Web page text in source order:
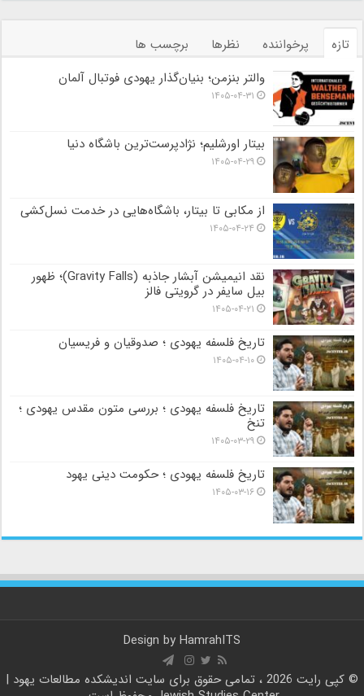
تازه پرخواننده نظرها
برچسب ها
والتر بنزمن؛ بنیان‌گذار یهودی فوتبال آلمان
۱۴۰۵-۰۴-۳۱
بیتار اورشلیم؛ نژادپرست‌ترین باشگاه دنیا
۱۴۰۵-۰۴-۲۹
از مکابی تا بیتار، باشگاه‌هایی در خدمت نسل‌کشی
۱۴۰۵-۰۴-۲۴
نقد انیمیشن آبشار جاذبه (Gravity Falls)؛ ظهور
بیل سایفر در گرویتی فالز
۱۴۰۵-۰۴-۲۱
تاریخ فلسفه یهودی ؛ صدوقیان و فریسیان
۱۴۰۵-۰۴-۱۰
تاریخ فلسفه یهودی ؛ بررسی متون مقدس یهودی ؛
تنخ
۱۴۰۵-۰۳-۲۹
تاریخ فلسفه یهودی ؛ حکومت دینی یهود
۱۴۰۵-۰۳-۱۶
Design by HamrahITS
© کپی رایت 2026 ، تمامی حقوق برای سایت
اندیشکده مطالعات یهود |